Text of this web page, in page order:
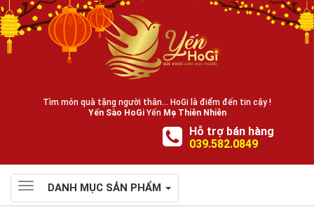
Tìm món quà tặng người thân... HoGi là điểm đến tin cậy !
Yến Sào HoGiYến Mẹ Thiên Nhiên
Hỗ trợ bán hàng
039.582.0849
DANH MỤC SẢN PHẨM
Toggle
navigation